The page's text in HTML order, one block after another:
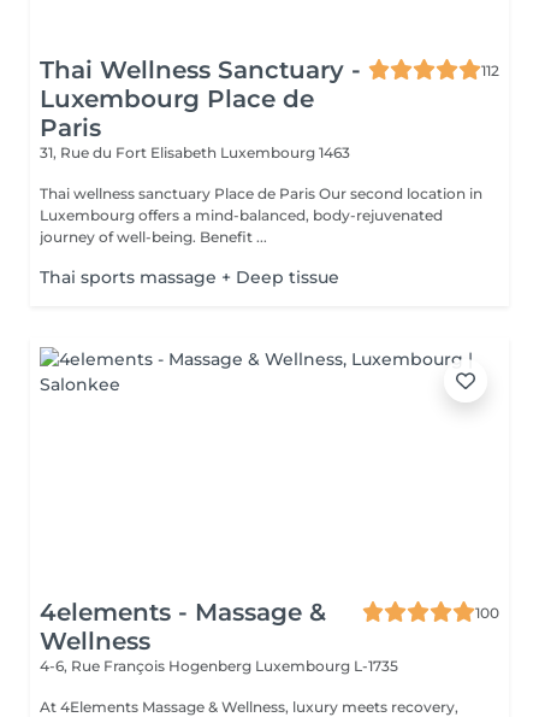
Thai Wellness Sanctuary -
Luxembourg Place de
Paris
112
31, Rue du Fort Elisabeth Luxembourg 1463
Thai wellness sanctuary Place de Paris Our second location in
Luxembourg offers a mind-balanced, body-rejuvenated
journey of well-being. Benefit ...
Thai sports massage + Deep tissue
4elements - Massage &
Wellness
100
4-6, Rue François Hogenberg Luxembourg L-1735
At 4Elements Massage & Wellness, luxury meets recovery,